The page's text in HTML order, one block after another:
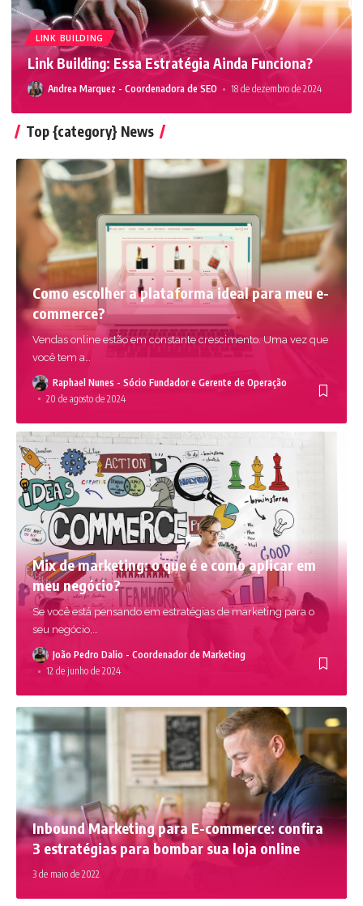
LINK BUILDING
Link Building: Essa Estratégia Ainda Funciona?
Andrea Marquez - Coordenadora de SEO 18 de dezembro de 2024
Top {category} News
Como escolher a plataforma ideal para meu e-
commerce?
Vendas online estão em constante crescimento. Uma vez que
você tem a
Raphael Nunes - Sócio Fundador e Gerente de Operação
20 de agosto de 2024
Mix de marketing: o que é e como aplicar em
meu negócio?
Se você está pensando em estratégias de marketing para o
seu negócio,…
João Pedro Dalio - Coordenador de Marketing
12 de junho de 2024
Inbound Marketing para E-commerce: confira
3 estratégias para bombar sua loja online
3 de maio de 2022